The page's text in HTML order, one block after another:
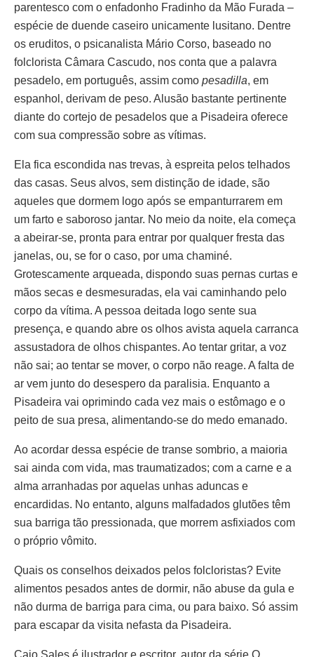
parentesco com o enfadonho Fradinho da Mão Furada –
espécie de duende caseiro unicamente lusitano. Dentre
os eruditos, o psicanalista Mário Corso, baseado no
folclorista Câmara Cascudo, nos conta que a palavra
pesadelo, em português, assim como pesadilla, em
espanhol, derivam de peso. Alusão bastante pertinente
diante do cortejo de pesadelos que a Pisadeira oferece
com sua compressão sobre as vítimas.
Ela fica escondida nas trevas, à espreita pelos telhados
das casas. Seus alvos, sem distinção de idade, são
aqueles que dormem logo após se empanturrarem em
um farto e saboroso jantar. No meio da noite, ela começa
a abeirar-se, pronta para entrar por qualquer fresta das
janelas, ou, se for o caso, por uma chaminé.
Grotescamente arqueada, dispondo suas pernas curtas e
mãos secas e desmesuradas, ela vai caminhando pelo
corpo da vítima. A pessoa deitada logo sente sua
presença, e quando abre os olhos avista aquela carranca
assustadora de olhos chispantes. Ao tentar gritar, a voz
não sai; ao tentar se mover, o corpo não reage. A falta de
ar vem junto do desespero da paralisia. Enquanto a
Pisadeira vai oprimindo cada vez mais o estômago e o
peito de sua presa, alimentando-se do medo emanado.
Ao acordar dessa espécie de transe sombrio, a maioria
sai ainda com vida, mas traumatizados; com a carne e a
alma arranhadas por aquelas unhas aduncas e
encardidas. No entanto, alguns malfadados glutões têm
sua barriga tão pressionada, que morrem asfixiados com
o próprio vômito.
Quais os conselhos deixados pelos folcloristas? Evite
alimentos pesados antes de dormir, não abuse da gula e
não durma de barriga para cima, ou para baixo. Só assim
para escapar da visita nefasta da Pisadeira.
Caio Sales é ilustrador e escritor, autor da série O